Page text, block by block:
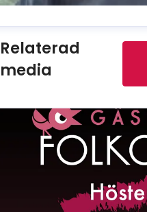
Reuszner
Relaterad
media